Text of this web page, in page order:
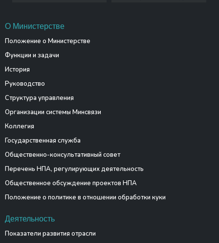
О Министерстве
Положение о Министерстве
Функции и задачи
История
Руководство
Структура управления
Организации системы Минсвязи
Коллегия
Государственная служба
Общественно-консультативный совет
Перечень НПА, регулирующих деятельность
Общественное обсуждение проектов НПА
Положение о политике в отношении обработки куки
Деятельность
Показатели развития отрасли